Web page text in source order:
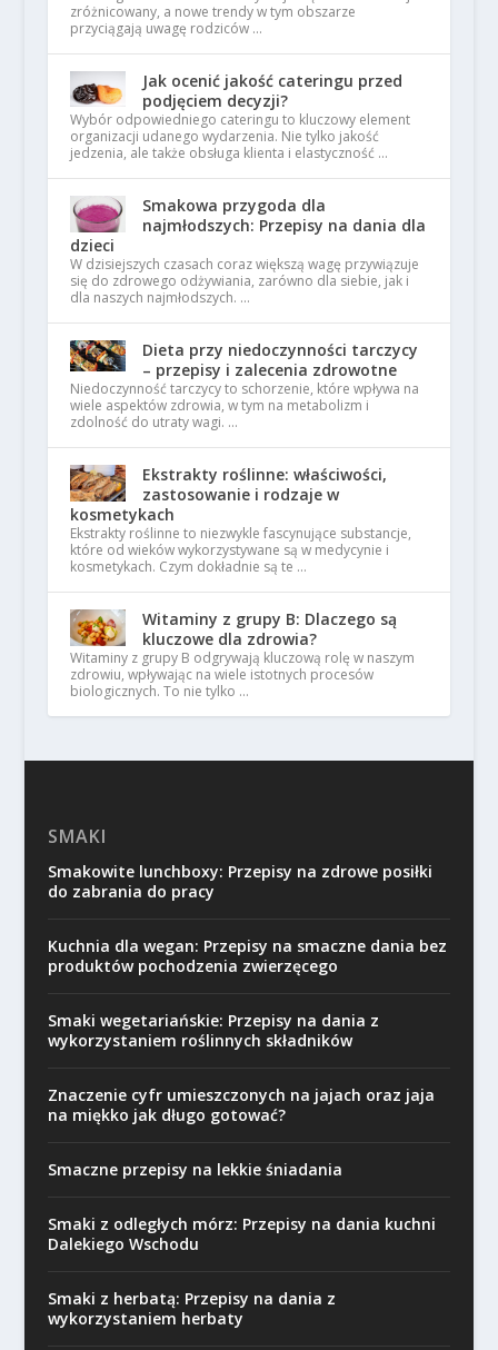
zróżnicowany, a nowe trendy w tym obszarze
przyciągają uwagę rodziców …
Jak ocenić jakość cateringu przed
podjęciem decyzji?
Wybór odpowiedniego cateringu to kluczowy element
organizacji udanego wydarzenia. Nie tylko jakość
jedzenia, ale także obsługa klienta i elastyczność …
Smakowa przygoda dla
najmłodszych: Przepisy na dania dla
dzieci
W dzisiejszych czasach coraz większą wagę przywiązuje
się do zdrowego odżywiania, zarówno dla siebie, jak i
dla naszych najmłodszych. …
Dieta przy niedoczynności tarczycy
– przepisy i zalecenia zdrowotne
Niedoczynność tarczycy to schorzenie, które wpływa na
wiele aspektów zdrowia, w tym na metabolizm i
zdolność do utraty wagi. …
Ekstrakty roślinne: właściwości,
zastosowanie i rodzaje w
kosmetykach
Ekstrakty roślinne to niezwykle fascynujące substancje,
które od wieków wykorzystywane są w medycynie i
kosmetykach. Czym dokładnie są te …
Witaminy z grupy B: Dlaczego są
kluczowe dla zdrowia?
Witaminy z grupy B odgrywają kluczową rolę w naszym
zdrowiu, wpływając na wiele istotnych procesów
biologicznych. To nie tylko …
SMAKI
Smakowite lunchboxy: Przepisy na zdrowe posiłki
do zabrania do pracy
Kuchnia dla wegan: Przepisy na smaczne dania bez
produktów pochodzenia zwierzęcego
Smaki wegetariańskie: Przepisy na dania z
wykorzystaniem roślinnych składników
Znaczenie cyfr umieszczonych na jajach oraz jaja
na miękko jak długo gotować?
Smaczne przepisy na lekkie śniadania
Smaki z odległych mórz: Przepisy na dania kuchni
Dalekiego Wschodu
Smaki z herbatą: Przepisy na dania z
wykorzystaniem herbaty